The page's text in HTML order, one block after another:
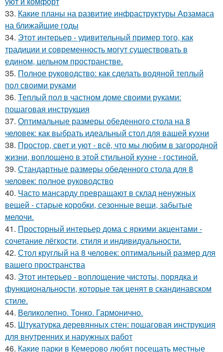
33. Какие планы на развитие инфраструктуры Арзамаса
на ближайшие годы
34. Этот интерьер - удивительный пример того, как
традиции и современность могут существовать в
едином, цельном пространстве.
35. Полное руководство: как сделать водяной теплый
пол своими руками
36. Теплый пол в частном доме своими руками:
пошаговая инструкция
37. Оптимальные размеры обеденного стола на 8
человек: как выбрать идеальный стол для вашей кухни
38. Простор, свет и уют - всё, что мы любим в загородной
жизни, воплощено в этой стильной кухне - гостиной.
39. Стандартные размеры обеденного стола для 8
человек: полное руководство
40. Часто мансарду превращают в склад ненужных
вещей - старые коробки, сезонные вещи, забытые
мелочи.
41. Просторный интерьер дома с яркими акцентами -
сочетание лёгкости, стиля и индивидуальности.
42. Стол круглый на 8 человек: оптимальный размер для
вашего пространства
43. Этот интерьер - воплощение чистоты, порядка и
функциональности, которые так ценят в скандинавском
стиле.
44. Великолепно. Тонко. Гармонично.
45. Штукатурка деревянных стен: пошаговая инструкция
для внутренних и наружных работ
46. Какие парки в Кемерово любят посещать местные